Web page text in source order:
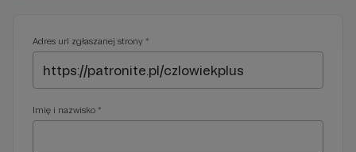
Adres url zgłaszanej strony *
Imię i nazwisko *